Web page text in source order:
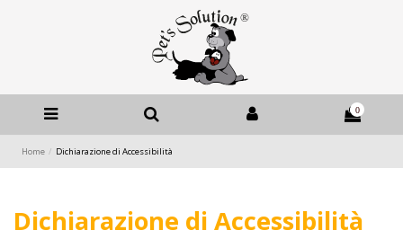
0
Home Dichiarazione di Accessibilità
Dichiarazione di Accessibilità